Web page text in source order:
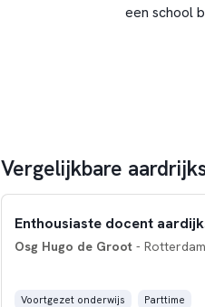
een school
Vergelijkbare
Enthousiaste docent
Osg Hugo de Groot-
Voortgezet onderwijs Parttime